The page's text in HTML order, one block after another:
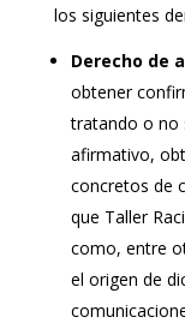
los siguientes
Derecho de
obtener
tratando o no
afirmativo,
concretos de
que Taller
como, entre
el origen de